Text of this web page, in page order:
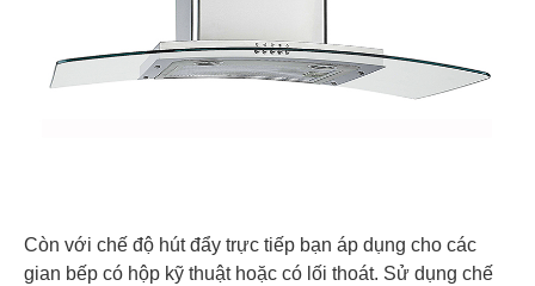
Còn với chế độ hút đẩy trực tiếp bạn áp dụng cho các
gian bếp có hộp kỹ thuật hoặc có lối thoát. Sử dụng chế